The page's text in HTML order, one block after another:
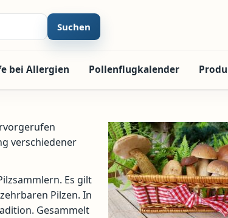
Suchen
bei Allergien Pollenflugkalender
verschiedener
Es gilt
Pilzen. In
Gesammelt